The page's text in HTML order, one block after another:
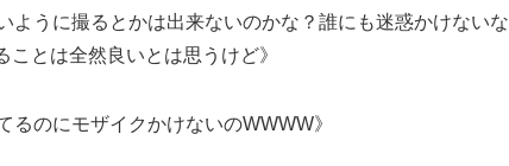
ように撮るとかは出来ないのかな？誰にも迷惑かけないな
ことは全然良いとは思うけど》
るのにモザイクかけないのWWWW》